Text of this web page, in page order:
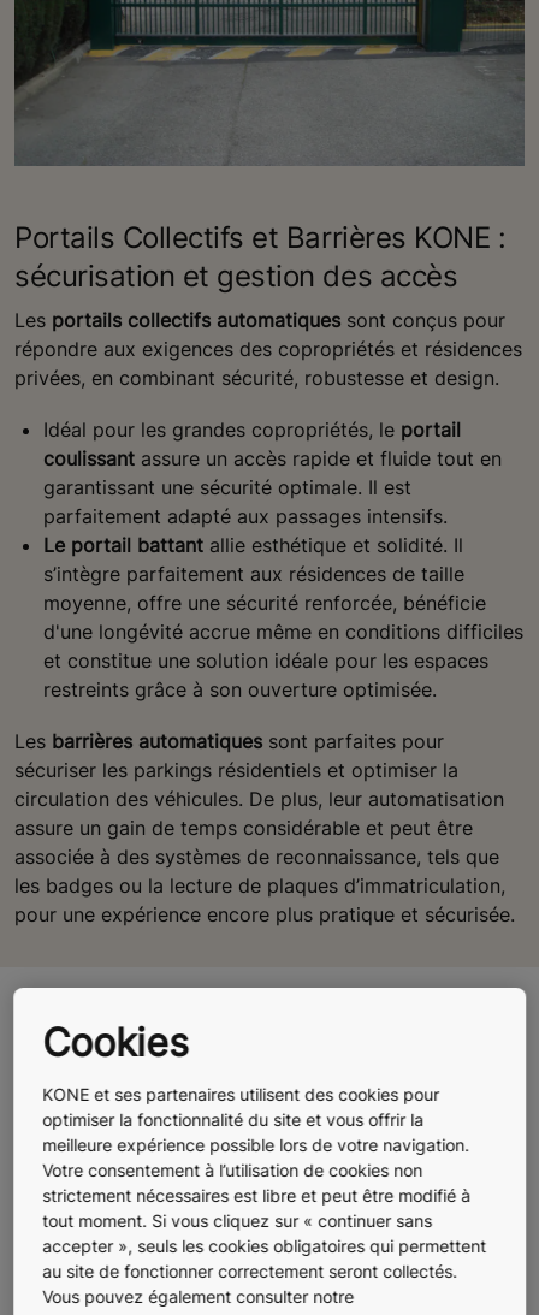
Portails Collectifs et Barrières KONE :
sécurisation et gestion des accès
Les portails collectifs automatiques sont conçus pour
répondre aux exigences des copropriétés et résidences
privées, en combinant sécurité, robustesse et design.
Idéal pour les grandes copropriétés, le portail
coulissant assure un accès rapide et fluide tout en
garantissant une sécurité optimale. Il est
parfaitement adapté aux passages intensifs.
Le portail battant allie esthétique et solidité. Il
s’intègre parfaitement aux résidences de taille
moyenne, offre une sécurité renforcée, bénéficie
d'une longévité accrue même en conditions difficiles
et constitue une solution idéale pour les espaces
restreints grâce à son ouverture optimisée.
Les barrières automatiques sont parfaites pour
sécuriser les parkings résidentiels et optimiser la
circulation des véhicules. De plus, leur automatisation
assure un gain de temps considérable et peut être
associée à des systèmes de reconnaissance, tels que
les badges ou la lecture de plaques d’immatriculation,
pour une expérience encore plus pratique et sécurisée.
Entretenir vos ascenseurs et
portes automatiques
La maintenance fait partie de l’ADN de KONE. Nos
services innovants basés sur l’intelligence artificielle et
l’expertise humaine, la proximité d’experts et un accès
à une gamme complète de pièces de rechange, vous
garantissent un niveau de prestation supérieur et une
continuité de service optimale. KONE gère l’entretien et
la maintenance de plus d’1,6 million d’équipements de
Cookies
KONE et ses partenaires utilisent des cookies pour
optimiser la fonctionnalité du site et vous offrir la
meilleure expérience possible lors de votre navigation.
Votre consentement à l’utilisation de cookies non
strictement nécessaires est libre et peut être modifié à
tout moment. Si vous cliquez sur « continuer sans
accepter », seuls les cookies obligatoires qui permettent
au site de fonctionner correctement seront collectés.
Vous pouvez également consulter notre